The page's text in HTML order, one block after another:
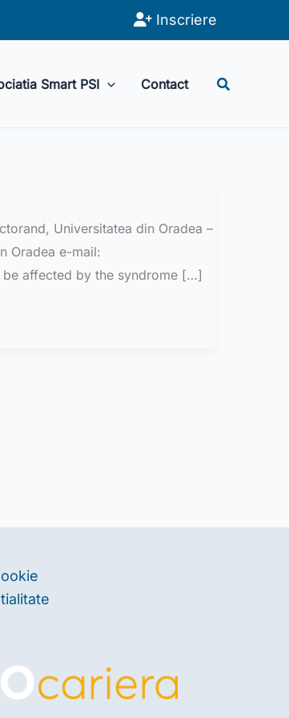
Inscriere
Smart PSI Contact Search
Universitatea din Oradea –
Oradea e-mail:
be affected by the syndrome […]